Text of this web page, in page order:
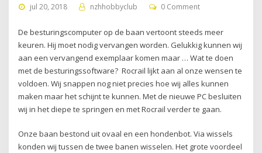
jul 20, 2018 nzhhobbyclub 0 Comment
De besturingscomputer op de baan vertoont steeds meer
keuren. Hij moet nodig vervangen worden. Gelukkig kunnen wij
aan een vervangend exemplaar komen maar … Wat te doen
met de besturingssoftware? Rocrail lijkt aan al onze wensen te
voldoen. Wij snappen nog niet precies hoe wij alles kunnen
maken maar het schijnt te kunnen. Met de nieuwe PC besluiten
wij in het diepe te springen en met Rocrail verder te gaan.
Onze baan bestond uit ovaal en een hondenbot. Via wissels
konden wij tussen de twee banen wisselen. Het grote voordeel